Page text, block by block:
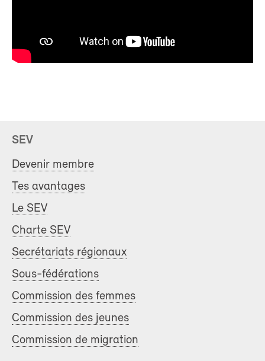
SEV
Devenir membre
Tes avantages
Le SEV
Charte SEV
Secrétariats régionaux
Sous-fédérations
Commission des femmes
Commission des jeunes
Commission de migration